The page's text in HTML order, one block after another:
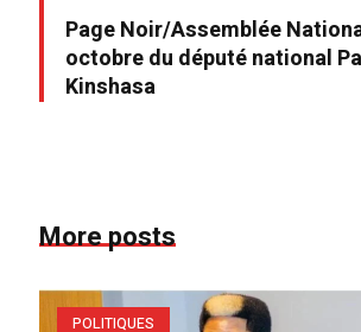
Page Noir/Assemblée
octobre du député national
Kinshasa
More posts
POLITIQUES